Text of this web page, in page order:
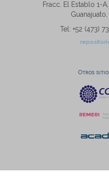
Fracc. El Establo 1-
Tel: +52 (473)
Otros